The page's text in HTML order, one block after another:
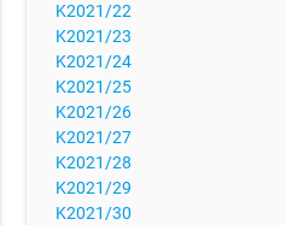
K2021/22
K2021/23
K2021/24
K2021/25
K2021/26
K2021/27
K2021/28
K2021/29
K2021/30